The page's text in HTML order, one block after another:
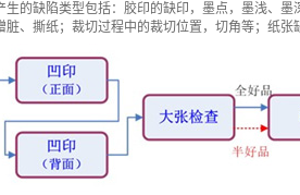
生的缺陷类型包括：胶印的缺印，墨点，墨浅、
、撕纸；裁切过程中的裁切位置，切角等；纸张